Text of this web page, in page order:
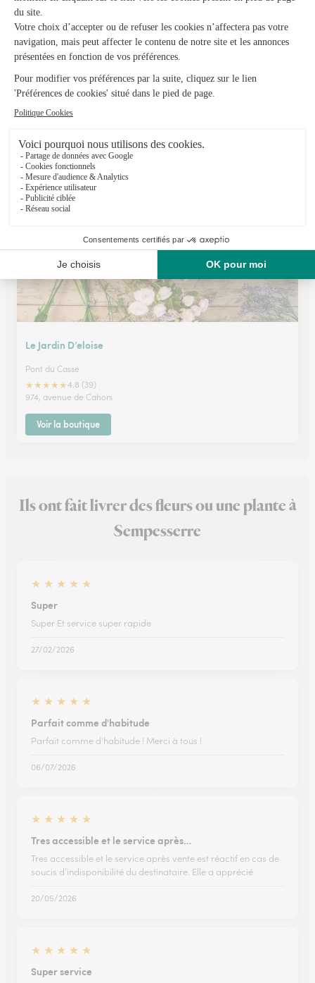
Art Floral la Suite
Valence D Agen
★★★★★4.7 (111)
20, Place Nationale
Voir la boutique
Le Jardin D’eloise
Pont du Casse
★★★★★4.8 (39)
974, avenue de Cahors
Voir la boutique
Ils ont fait livrer des fleurs ou une plante à
Sempesserre
★ ★ ★ ★ ★
Super
Super Et service super rapide
27/02/2026
★ ★ ★ ★ ★
Parfait comme d'habitude
Parfait comme d'habitude ! Merci à tous !
06/07/2026
★ ★ ★ ★ ★
Tres accessible et le service après…
Tres accessible et le service après vente est réactif en cas de
soucis d’indisponibilité du destinataire. Elle a apprécié
20/05/2026
★ ★ ★ ★ ★
Super service